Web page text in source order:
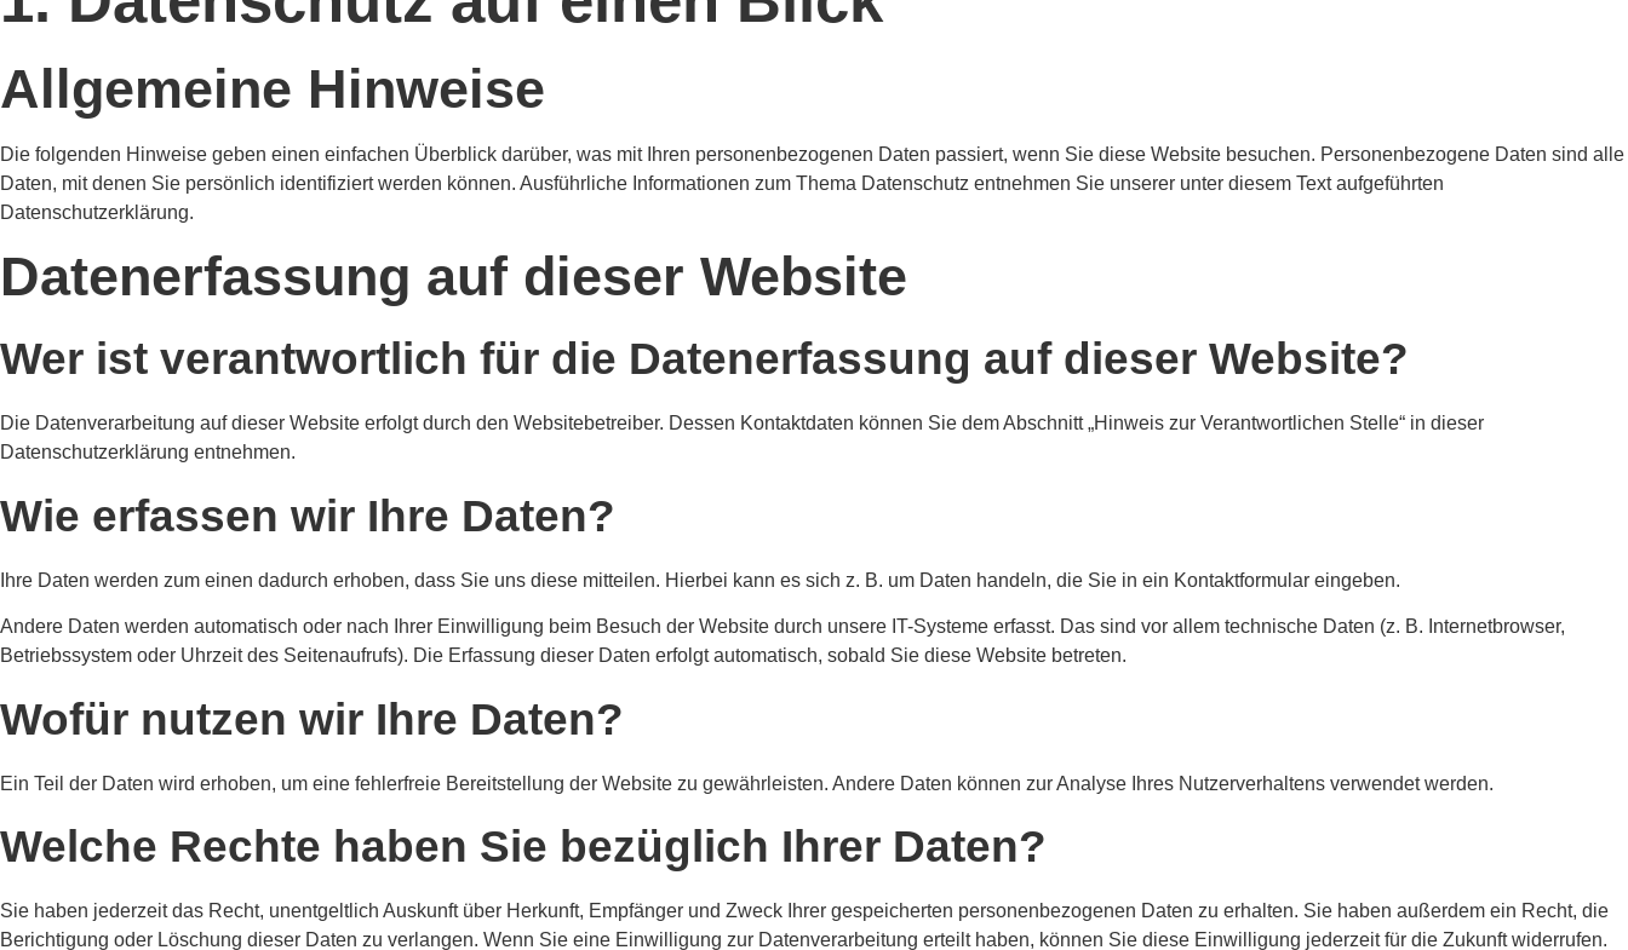
Allgemeine Hinweise
Die folgenden Hinweise geben einen einfachen Überblick darüber, was mit Ihren personenbezogenen Daten passiert, wenn Sie diese Website besuchen. Personenbezogene Daten sind alle
Daten, mit denen Sie persönlich identifiziert werden können. Ausführliche Informationen zum Thema Datenschutz entnehmen Sie unserer unter diesem Text aufgeführten
Datenschutzerklärung.
Datenerfassung auf dieser Website
Wer ist verantwortlich für die Datenerfassung auf dieser Website?
Die Datenverarbeitung auf dieser Website erfolgt durch den Websitebetreiber. Dessen Kontaktdaten können Sie dem Abschnitt „Hinweis zur Verantwortlichen Stelle“ in dieser
Datenschutzerklärung entnehmen.
Wie erfassen wir Ihre Daten?
Ihre Daten werden zum einen dadurch erhoben, dass Sie uns diese mitteilen. Hierbei kann es sich z. B. um Daten handeln, die Sie in ein Kontaktformular eingeben.
Andere Daten werden automatisch oder nach Ihrer Einwilligung beim Besuch der Website durch unsere IT-Systeme erfasst. Das sind vor allem technische Daten (z. B. Internetbrowser,
Betriebssystem oder Uhrzeit des Seitenaufrufs). Die Erfassung dieser Daten erfolgt automatisch, sobald Sie diese Website betreten.
Wofür nutzen wir Ihre Daten?
Ein Teil der Daten wird erhoben, um eine fehlerfreie Bereitstellung der Website zu gewährleisten. Andere Daten können zur Analyse Ihres Nutzerverhaltens verwendet werden.
Welche Rechte haben Sie bezüglich Ihrer Daten?
Sie haben jederzeit das Recht, unentgeltlich Auskunft über Herkunft, Empfänger und Zweck Ihrer gespeicherten personenbezogenen Daten zu erhalten. Sie haben außerdem ein Recht, die
Berichtigung oder Löschung dieser Daten zu verlangen. Wenn Sie eine Einwilligung zur Datenverarbeitung erteilt haben, können Sie diese Einwilligung jederzeit für die Zukunft widerrufen.